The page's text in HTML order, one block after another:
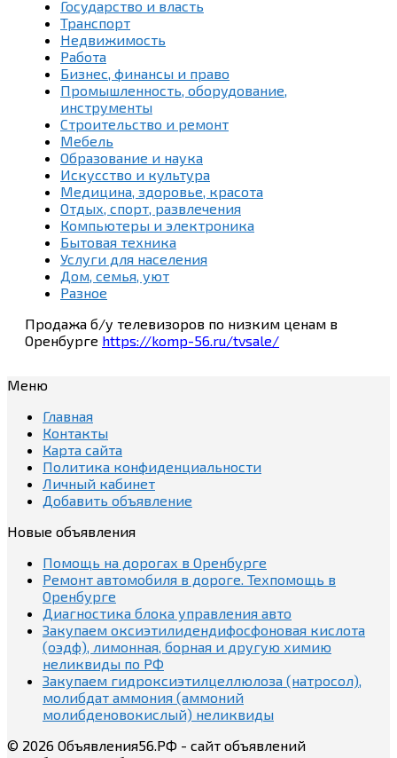
Государство и власть
Транспорт
Недвижимость
Работа
Бизнес, финансы и право
Промышленность, оборудование,
инструменты
Строительство и ремонт
Мебель
Образование и наука
Искусство и культура
Медицина, здоровье, красота
Отдых, спорт, развлечения
Компьютеры и электроника
Бытовая техника
Услуги для населения
Дом, семья, уют
Разное
Продажа б/у телевизоров по низким ценам в
Оренбурге https://komp-56.ru/tvsale/
Меню
Главная
Контакты
Карта сайта
Политика конфиденциальности
Личный кабинет
Добавить объявление
Новые объявления
Помощь на дорогах в Оренбурге
Ремонт автомобиля в дороге. Техпомощь в
Оренбурге
Диагностика блока управления авто
Закупаем оксиэтилидендифосфоновая кислота
(оэдф), лимонная, борная и другую химию
неликвиды по РФ
Закупаем гидроксиэтилцеллюлоза (натросол),
молибдат аммония (аммоний
молибденовокислый) неликвиды
© 2026 Объявления56.РФ - сайт объявлений